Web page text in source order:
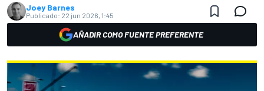
Joey Barnes
Publicado: 22 jun 2026, 1:45
AÑADIR COMO FUENTE PREFERENTE